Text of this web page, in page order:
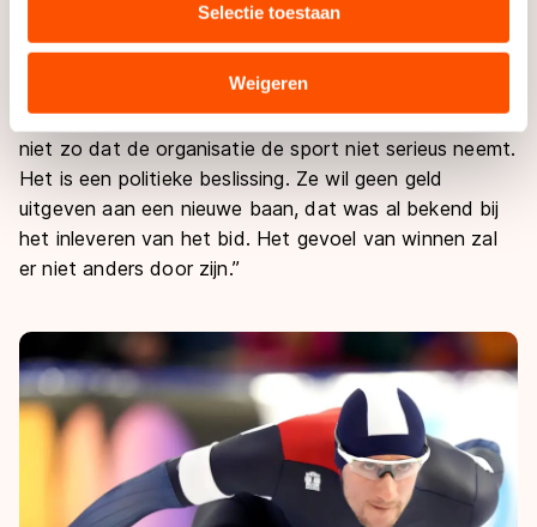
combineren met andere gegevens die u aan hen heeft
verstrekt of die zij hebben verzameld via hun services.
Sommige partners kunnen gegevens doorgeven aan
landen buiten de EU, zoals de VS, waar mogelijk geen
adequaat beschermingsniveau geldt volgens de GDPR.
Door op ‘Toestaan’ te klikken, stemt u in met deze
overdracht. Meer informatie vindt u in ons
cookiebeleid
Selectie toestaan
Weigeren
teleurgesteld zijn en misschien zelfs boos”, vertelt
Thiebault. “De Spelen draait niet alleen om de races,
het is ook eenvibedie eromheen hangt. Maar het is
niet zo dat de organisatie de sport niet serieus neemt.
Het is een politieke beslissing. Ze wil geen geld
uitgeven aan een nieuwe baan, dat was al bekend bij
het inleveren van het bid. Het gevoel van winnen zal
er niet anders door zijn.”